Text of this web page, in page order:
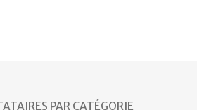
PAR CATÉGORIE